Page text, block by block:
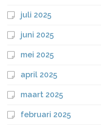
juli 2025
juni 2025
mei 2025
april 2025
maart 2025
februari 2025